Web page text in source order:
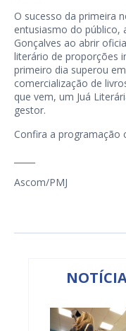
O sucesso da primeira
entusiasmo do público,
Gonçalves ao abrir
literário de proporções
primeiro dia superou
comercialização de
que vem, um Juá
gestor.
Confira a programação
Ascom/PMJ